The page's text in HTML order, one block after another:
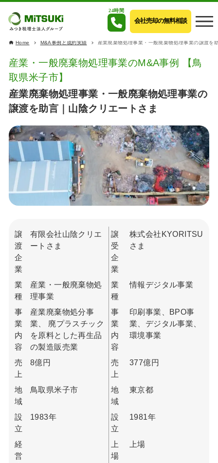
24時間
会社売却の無料相談
Home M&A事例と成約実績 産業廃棄物処理事業・一般廃棄物処理事業の譲渡を
産業・一般廃棄物処理事業のM&A事例 【鳥
取県米子市】
産業廃棄物処理事業・一般廃棄物処理事業の
譲渡を助言｜山陰クリエートさま
譲
渡
企
業
有限会社山陰クリエ
ートさま
業
種
産業・一般廃棄物処
理事業
事
業
内
容
産業廃棄物処分事
業、 廃プラスチック
を原料とした再生品
の製造販売業
売
上
8億円
地
域
鳥取県米子市
設
立
1983年
経
営
譲
受
企
業
株式会社KYORITSU
さま
業
種
情報デジタル事業
事
業
内
容
印刷事業、BPO事
業、デジタル事業、
環境事業
売
上
377億円
地
域
東京都
設
立
1981年
上
場
上場